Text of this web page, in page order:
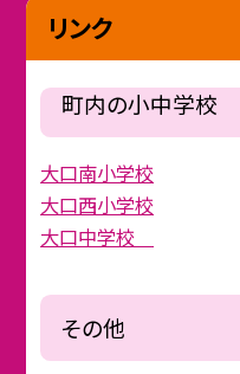
リンク
町内の小中学校
大口南小学校
大口西小学校
大口中学校
その他